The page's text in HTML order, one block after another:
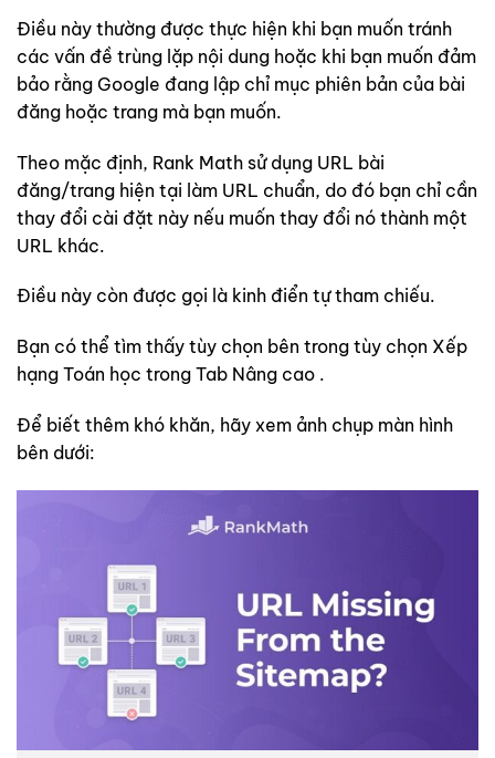
Điều này thường được thực hiện khi bạn muốn tránh
các vấn đề trùng lặp nội dung hoặc khi bạn muốn đảm
bảo rằng Google đang lập chỉ mục phiên bản của bài
đăng hoặc trang mà bạn muốn.
Theo mặc định, Rank Math sử dụng URL bài
đăng/trang hiện tại làm URL chuẩn, do đó bạn chỉ cần
thay đổi cài đặt này nếu muốn thay đổi nó thành một
URL khác.
Điều này còn được gọi là kinh điển tự tham chiếu.
Bạn có thể tìm thấy tùy chọn bên trong tùy chọn Xếp
hạng Toán học trong Tab Nâng cao .
Để biết thêm khó khăn, hãy xem ảnh chụp màn hình
bên dưới: